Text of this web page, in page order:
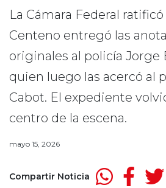
La Cámara Federal
Centeno entregó las
originales al policía Jorge
quien luego las acercó al
Cabot. El expediente
centro de la escena.
mayo 15, 2026
Compartir Noticia